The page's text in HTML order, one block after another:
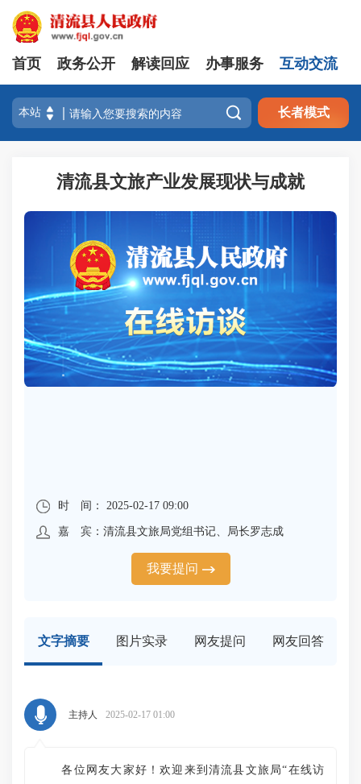
首页 政务公开 解读回应 办事服务 互动交流
 长者模式
清流县文旅产业发展现状与成就
时 间： 2025-02-17 09:00
嘉 宾：清流县文旅局党组书记、局长罗志成
我要提问
文字摘要 图片实录 网友提问 网友回答
主持人 2025-02-17 01:00
各位网友大家好！欢迎来到清流县文旅局“在线访